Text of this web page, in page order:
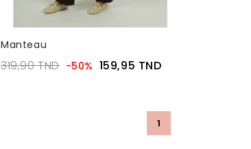
Manteau
319,90 TND -50% 159,95 TND
1